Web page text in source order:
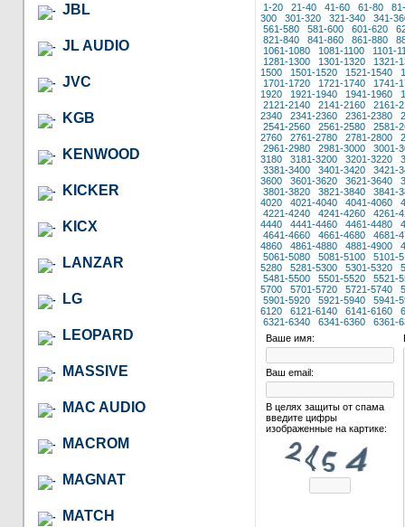
JBL
JL AUDIO
JVC
KGB
KENWOOD
KICKER
KICX
LANZAR
LG
LEOPARD
MASSIVE
MAC AUDIO
MACROM
MAGNAT
MATCH
1-20 21-40 41-60 61-80
300
301-320 321-340
341-
561-580
581-600 601-620
821-840
841-860 861-880
1061-1080
1081-1100
1101-
1281-1300
1301-1320
1321-
1500
1501-1520 1521-1540
1701-1720
1721-1740
1741-
1920
1921-1940 1941-1960
2121-2140
2141-2160
2161-
2340
2341-2360 2361-2380
2541-2560
2561-2580
2581-
2760
2761-2780 2781-2800
2961-2980
2981-3000
3001-
3180
3181-3200 3201-3220
3381-3400
3401-3420
3421-
3600
3601-3620 3621-3640
3801-3820
3821-3840
3841-
4020
4021-4040 4041-4060
4221-4240
4241-4260
4261-
4440
4441-4460 4461-4480
4641-4660
4661-4680
4681-
4860
4861-4880 4881-4900
5061-5080
5081-5100
5101-
5280
5281-5300 5301-5320
5481-5500
5501-5520
5521-
5700
5701-5720 5721-5740
5901-5920
5921-5940
5941-
6120
6121-6140 6141-6160
6321-6340
6341-6360
6361-
Ваше имя:
Ваш email:
В целях защиты от спама
введите цифры
изображенные на картике: